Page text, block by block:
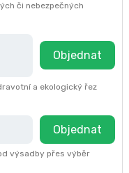
či nebezpečných
Objednat
a ekologický řez
Objednat
výsadby přes výběr